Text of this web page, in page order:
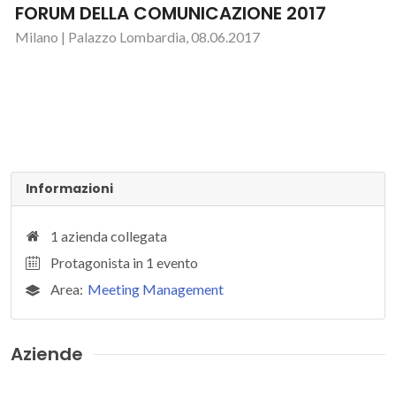
FORUM DELLA COMUNICAZIONE 2017
Milano | Palazzo Lombardia, 08.06.2017
Informazioni
1 azienda collegata
Protagonista in 1 evento
Area: Meeting Management
Aziende